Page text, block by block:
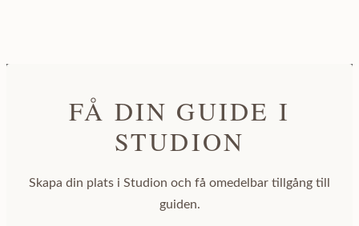
FÅ DIN GUIDE I
STUDION
Skapa din plats i Studion och få omedelbar tillgång till
guiden.